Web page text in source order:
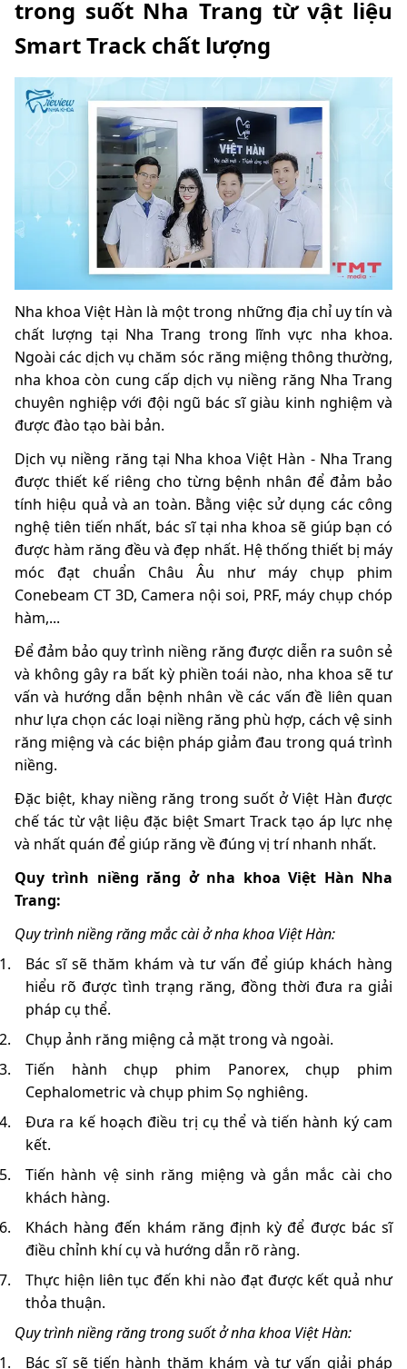
trong suốt Nha Trang từ vật liệu
Smart Track chất lượng
Nha khoa Việt Hàn là một trong những địa chỉ uy tín và
chất lượng tại Nha Trang trong lĩnh vực nha khoa.
Ngoài các dịch vụ chăm sóc răng miệng thông thường,
nha khoa còn cung cấp dịch vụ niềng răng Nha Trang
chuyên nghiệp với đội ngũ bác sĩ giàu kinh nghiệm và
được đào tạo bài bản.
Dịch vụ niềng răng tại Nha khoa Việt Hàn - Nha Trang
được thiết kế riêng cho từng bệnh nhân để đảm bảo
tính hiệu quả và an toàn. Bằng việc sử dụng các công
nghệ tiên tiến nhất, bác sĩ tại nha khoa sẽ giúp bạn có
được hàm răng đều và đẹp nhất. Hệ thống thiết bị máy
móc đạt chuẩn Châu Âu như máy chụp phim
Conebeam CT 3D, Camera nội soi, PRF, máy chụp chóp
hàm,...
Để đảm bảo quy trình niềng răng được diễn ra suôn sẻ
và không gây ra bất kỳ phiền toái nào, nha khoa sẽ tư
vấn và hướng dẫn bệnh nhân về các vấn đề liên quan
như lựa chọn các loại niềng răng phù hợp, cách vệ sinh
răng miệng và các biện pháp giảm đau trong quá trình
niềng.
Đặc biệt, khay niềng răng trong suốt ở Việt Hàn được
chế tác từ vật liệu đặc biệt Smart Track tạo áp lực nhẹ
và nhất quán để giúp răng về đúng vị trí nhanh nhất.
Quy trình niềng răng ở nha khoa Việt Hàn Nha
Trang:
Quy trình niềng răng mắc cài ở nha khoa Việt Hàn:
Bác sĩ sẽ thăm khám và tư vấn để giúp khách hàng
hiểu rõ được tình trạng răng, đồng thời đưa ra giải
pháp cụ thể.
Chụp ảnh răng miệng cả mặt trong và ngoài.
Tiến hành chụp phim Panorex, chụp phim
Cephalometric và chụp phim Sọ nghiêng.
Đưa ra kế hoạch điều trị cụ thể và tiến hành ký cam
kết.
Tiến hành vệ sinh răng miệng và gắn mắc cài cho
khách hàng.
Khách hàng đến khám răng định kỳ để được bác sĩ
điều chỉnh khí cụ và hướng dẫn rõ ràng.
Thực hiện liên tục đến khi nào đạt được kết quả như
thỏa thuận.
Quy trình niềng răng trong suốt ở nha khoa Việt Hàn:
Bác sĩ sẽ tiến hành thăm khám và tư vấn giải pháp